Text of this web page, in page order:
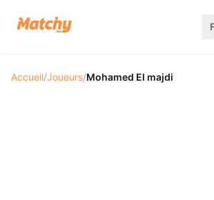
Accueil/Joueurs/Mohamed El majdi